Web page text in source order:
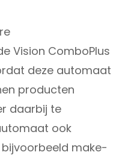
Vision ComboPlus
deze automaat
producten
daarbij te
ook
make-